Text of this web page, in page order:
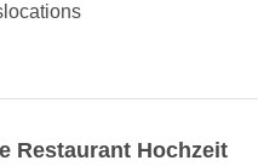
Restaurant Hochzeit